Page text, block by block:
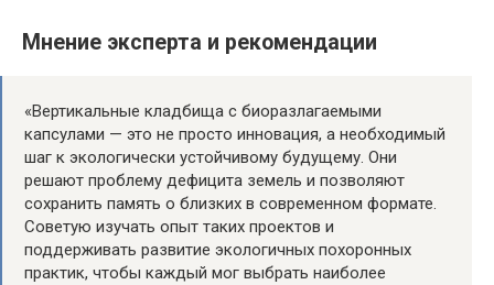
Мнение эксперта и рекомендации
«Вертикальные кладбища с биоразлагаемыми
капсулами — это не просто инновация, а необходимый
шаг к экологически устойчивому будущему. Они
решают проблему дефицита земель и позволяют
сохранить память о близких в современном формате.
Советую изучать опыт таких проектов и
поддерживать развитие экологичных похоронных
практик, чтобы каждый мог выбрать наиболее